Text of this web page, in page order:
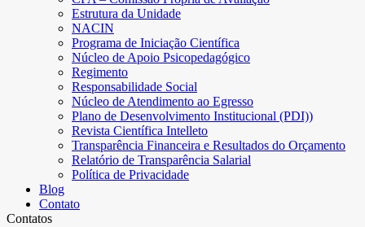
Estrutura da Unidade
NACIN
Programa de Iniciação Científica
Núcleo de Apoio Psicopedagógico
Regimento
Responsabilidade Social
Núcleo de Atendimento ao Egresso
Plano de Desenvolvimento Institucional (PDI))
Revista Científica Intelleto
Transparência Financeira e Resultados do Orçamento
Relatório de Transparência Salarial
Política de Privacidade
Blog
Contato
Contatos